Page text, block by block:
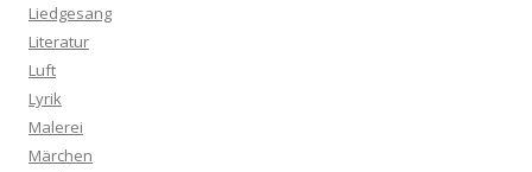
Liedgesang
Literatur
Luft
Lyrik
Malerei
Märchen